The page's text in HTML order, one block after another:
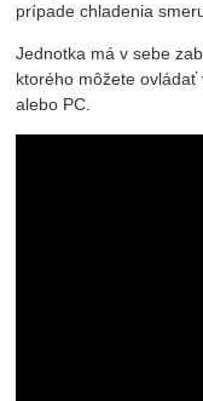
prípade chladenia
Jednotka má v sebe
ktorého môžete
alebo PC.